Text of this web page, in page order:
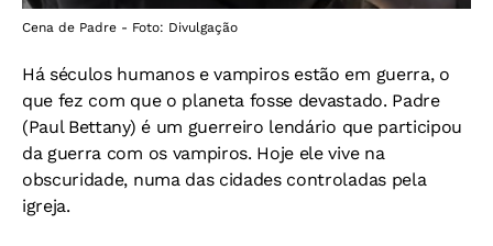
Cena de Padre - Foto: Divulgação
Há séculos humanos e vampiros estão em guerra, o
que fez com que o planeta fosse devastado. Padre
(Paul Bettany) é um guerreiro lendário que participou
da guerra com os vampiros. Hoje ele vive na
obscuridade, numa das cidades controladas pela
igreja.